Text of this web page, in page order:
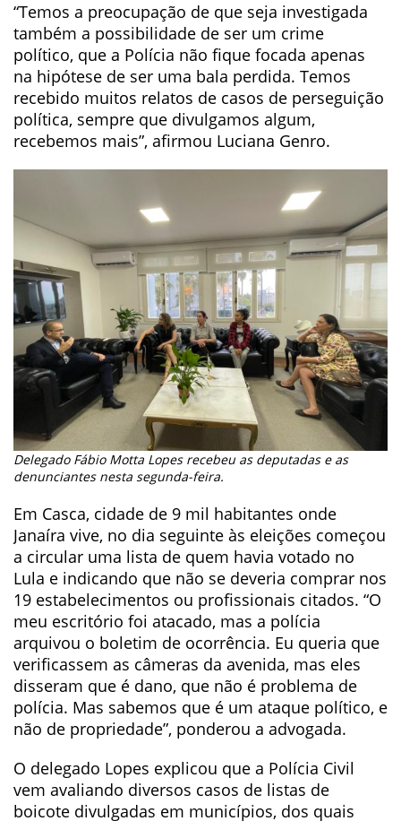
“Temos a preocupação de que seja investigada
também a possibilidade de ser um crime
político, que a Polícia não fique focada apenas
na hipótese de ser uma bala perdida. Temos
recebido muitos relatos de casos de perseguição
política, sempre que divulgamos algum,
recebemos mais”, afirmou Luciana Genro.
Delegado Fábio Motta Lopes recebeu as deputadas e as
denunciantes nesta segunda-feira.
Em Casca, cidade de 9 mil habitantes onde
Janaíra vive, no dia seguinte às eleições começou
a circular uma lista de quem havia votado no
Lula e indicando que não se deveria comprar nos
19 estabelecimentos ou profissionais citados. “O
meu escritório foi atacado, mas a polícia
arquivou o boletim de ocorrência. Eu queria que
verificassem as câmeras da avenida, mas eles
disseram que é dano, que não é problema de
polícia. Mas sabemos que é um ataque político, e
não de propriedade”, ponderou a advogada.
O delegado Lopes explicou que a Polícia Civil
vem avaliando diversos casos de listas de
boicote divulgadas em municípios, dos quais